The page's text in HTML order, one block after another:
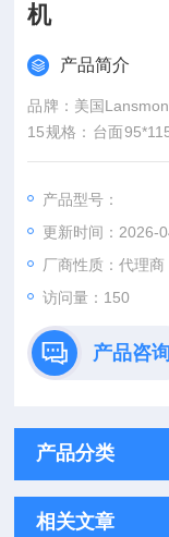
机
产品简介
品牌：美国
15规格：台面
重达1,134 kg的试
脉冲质量和可重复
产品型号：
更新时间：2026-
厂商性质：代理商
访问量：150
产品咨询
产品分类
相关文章